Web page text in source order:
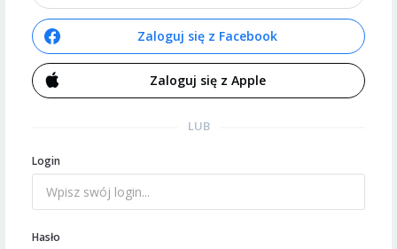
Zaloguj się z Facebook
Zaloguj się z Apple
LUB
Login
Hasło